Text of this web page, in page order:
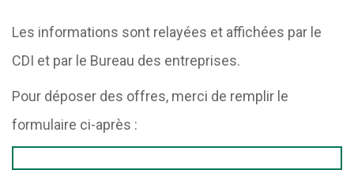
Les informations sont relayées et affichées par le
CDI et par le Bureau des entreprises.
Pour déposer des offres, merci de remplir le
formulaire ci-après :